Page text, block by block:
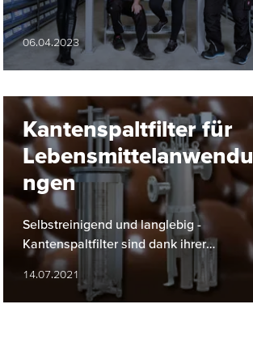
06.04.2023
Kantenspaltfilter für
Lebensmittelanwendu
ngen
Selbstreinigend und langlebig -
Kantenspaltfilter sind dank ihrer
innovativen Funktionsweise bestens für
den Lebensmittelbereich geeignet.
14.07.2021